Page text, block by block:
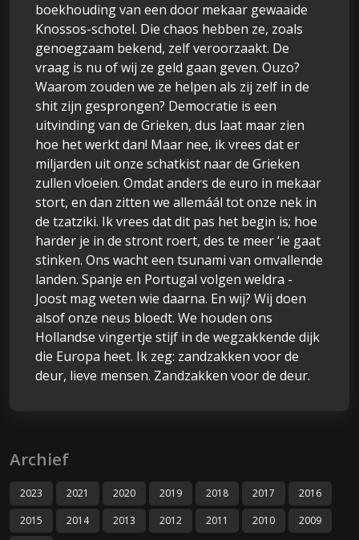
boekhouding van een door mekaar gewaaide
Knossos-schotel. Die chaos hebben ze, zoals
genoegzaam bekend, zelf veroorzaakt. De
vraag is nu of wij ze geld gaan geven. Ouzo?
Waarom zouden we ze helpen als zij zelf in de
shit zijn gesprongen? Democratie is een
uitvinding van de Grieken, dus laat maar zien
hoe het werkt dan! Maar nee, ik vrees dat er
miljarden uit onze schatkist naar de Grieken
zullen vloeien. Omdat anders de euro in mekaar
stort, en dan zitten we allemáál tot onze nek in
de tzatziki. Ik vrees dat dit pas het begin is; hoe
harder je in de stront roert, des te meer ‘ie gaat
stinken. Ons wacht een tsunami van omvallende
landen. Spanje en Portugal volgen weldra -
Joost mag weten wie daarna. En wij? Wij doen
alsof onze neus bloedt. We houden ons
Hollandse vingertje stijf in de wegzakkende dijk
die Europa heet. Ik zeg: zandzakken voor de
deur, lieve mensen. Zandzakken voor de deur.
Archief
2023 2021 2020 2019 2018 2017
2016
2015
2014 2013 2012 2011 2010
2009